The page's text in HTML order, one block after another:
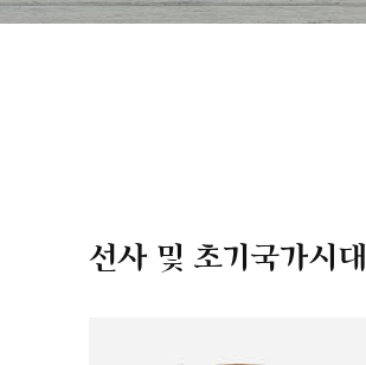
선사 및 초기국가시대